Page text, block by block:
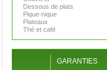
Dessous de plats
Pique-nique
Plateaux
Thé et café
GARANTIES